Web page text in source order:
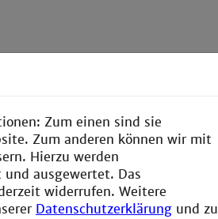
Zum einen sind sie
Zum anderen können wir mit
Hierzu werden
ausgewertet. Das
widerrufen. Weitere
Datenschutzerklärung und zu